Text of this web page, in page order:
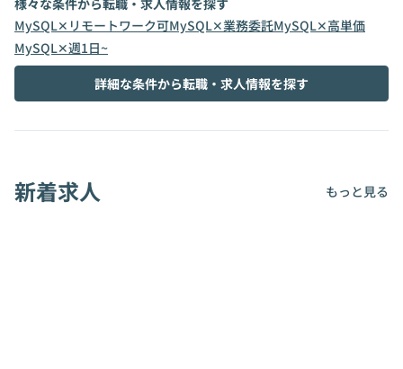
様々な条件から転職・求人情報を探す
MySQL✕リモートワーク可MySQL✕業務委託MySQL✕高単価
MySQL✕週1日~
詳細な条件から転職・求人情報を探す
新着求人 もっと見る